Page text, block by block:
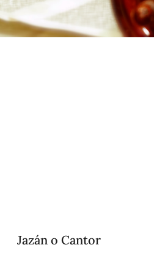
Jazán o Cantor